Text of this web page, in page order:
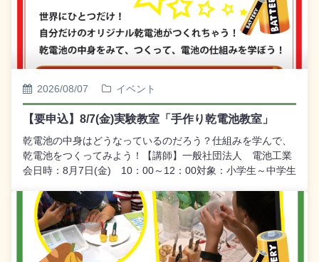
2026/08/07 イベント
【要申込】8/7(金)実験教室「手作り乾電池教室」
乾電池の中身はどうなっているのだろう？仕組みを学んで、
乾電池をつくってみよう！【講師】一般社団法人 電池工業
会日時：8月7日(金) 10：00～12：00対象：小学生～中学生
7/24(金)9:30～ＷＥＢ受付【定員締切】 ※申し込みはこち
ら